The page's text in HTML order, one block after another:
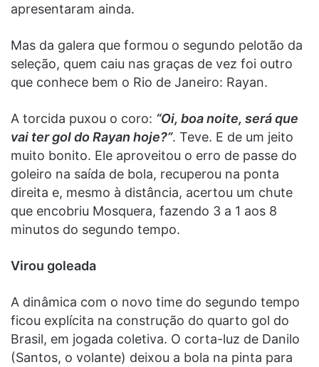
apresentaram ainda.
Mas da galera que formou o segundo pelotão da
seleção, quem caiu nas graças de vez foi outro
que conhece bem o Rio de Janeiro: Rayan.
A torcida puxou o coro: “Oi, boa noite, será que
vai ter gol do Rayan hoje?”. Teve. E de um jeito
muito bonito. Ele aproveitou o erro de passe do
goleiro na saída de bola, recuperou na ponta
direita e, mesmo à distância, acertou um chute
que encobriu Mosquera, fazendo 3 a 1 aos 8
minutos do segundo tempo.
Virou goleada
A dinâmica com o novo time do segundo tempo
ficou explícita na construção do quarto gol do
Brasil, em jogada coletiva. O corta-luz de Danilo
(Santos, o volante) deixou a bola na pinta para